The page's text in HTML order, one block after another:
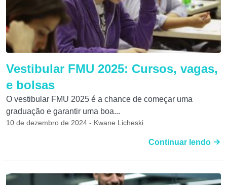
Vestibular FMU 2025: Cursos, vagas,
e bolsas
O vestibular FMU 2025 é a chance de começar uma
graduação e garantir uma boa...
10 de dezembro de 2024 - Kwane Licheski
Continuar lendo